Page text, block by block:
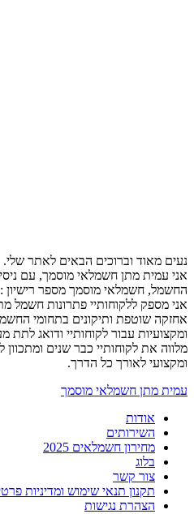
נעים מאוד וברוכים הבאים לאתר שלי.
החשמל, חשמלאי מוסמך מספר רישיון : 994615.
אני מספק ללקוחותיי פתרונות חשמל
אחזקה שוטפת ותיקונים בתחומי
מלווה את לקוחותיי כבר שנים
ומקצועי לאורך כל הדרך.
עמית מתן חשמלאי מוסמך
אודות
השירותים
מחירון חשמלאים 2025
בלוג
צור קשר
תקנון תנאי שימוש ומדיניות
הצהרת נגישות